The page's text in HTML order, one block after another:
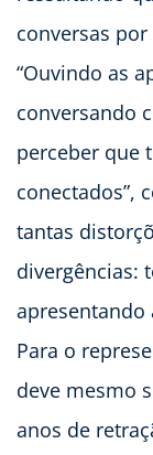
conversas
“Ouvindo as
conversando
perceber que
conectados”,
tantas
divergências:
apresentando
Para o
deve mesmo
anos de